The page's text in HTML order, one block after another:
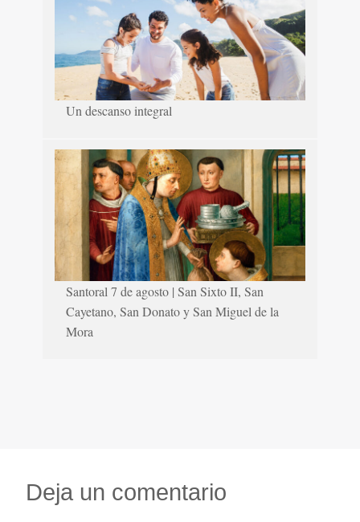
Un descanso integral
Santoral 7 de agosto | San Sixto II, San
Cayetano, San Donato y San Miguel de la
Mora
Deja un comentario